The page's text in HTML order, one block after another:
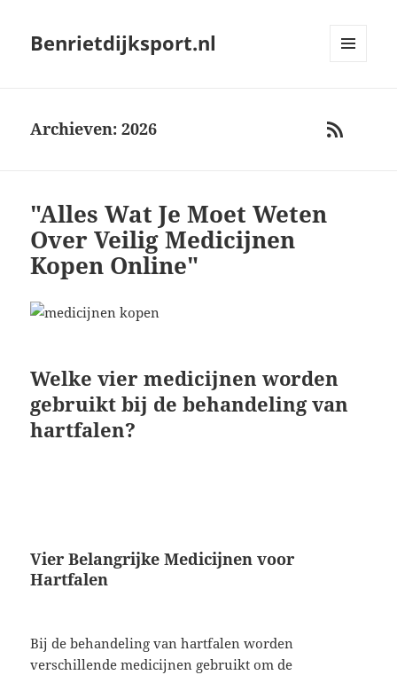
Benrietdijksport.nl
RSS
Archieven: 2026
"Alles Wat Je Moet Weten
Over Veilig Medicijnen
Kopen Online"
Welke vier medicijnen worden
gebruikt bij de behandeling van
hartfalen?
Vier Belangrijke Medicijnen voor
Hartfalen
Bij de behandeling van hartfalen worden
verschillende medicijnen gebruikt om de